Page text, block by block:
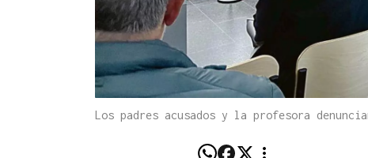
Los padres acusados y la profesora